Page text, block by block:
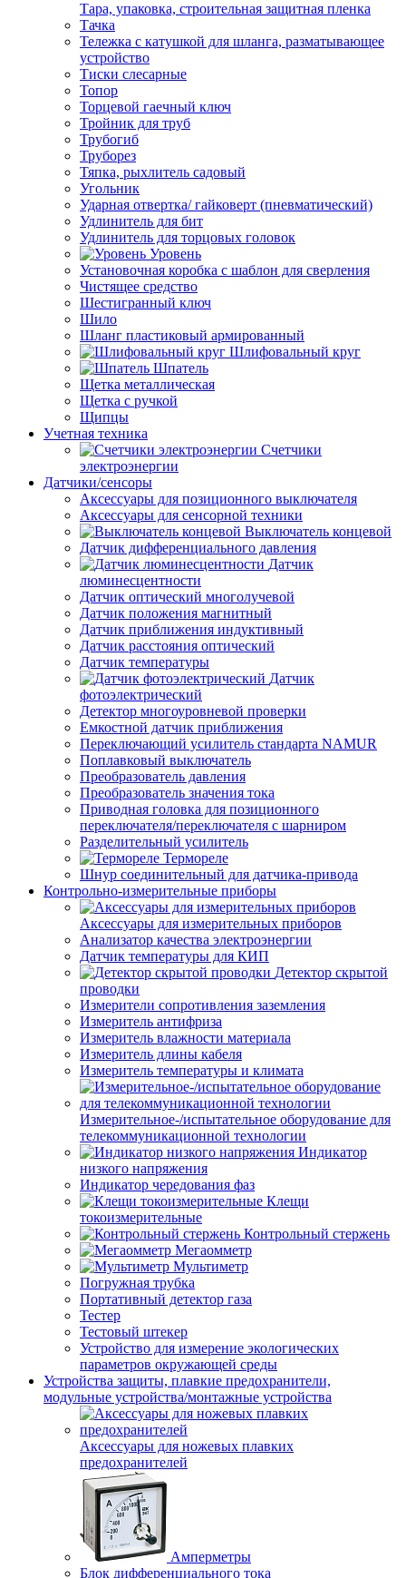
Тара, упаковка, строительная защитная пленка
Тачка
Тележка с катушкой для шланга, разматывающее
устройство
Тиски слесарные
Топор
Торцевой гаечный ключ
Тройник для труб
Трубогиб
Труборез
Тяпка, рыхлитель садовый
Угольник
Ударная отвертка/ гайковерт (пневматический)
Удлинитель для бит
Удлинитель для торцовых головок
Уровень
Установочная коробка с шаблон для сверления
Чистящее средство
Шестигранный ключ
Шило
Шланг пластиковый армированный
Шлифовальный круг
Шпатель
Щетка металлическая
Щетка с ручкой
Щипцы
Учетная техника
Счетчики
электроэнергии
Датчики/сенсоры
Аксессуары для позиционного выключателя
Аксессуары для сенсорной техники
Выключатель концевой
Датчик дифференциального давления
Датчик
люминесцентности
Датчик оптический многолучевой
Датчик положения магнитный
Датчик приближения индуктивный
Датчик расстояния оптический
Датчик температуры
Датчик
фотоэлектрический
Детектор многоуровневой проверки
Емкостной датчик приближения
Переключающий усилитель стандарта NAMUR
Поплавковый выключатель
Преобразователь давления
Преобразователь значения тока
Приводная головка для позиционного
переключателя/переключателя с шарниром
Разделительный усилитель
Термореле
Шнур соединительный для датчика-привода
Контрольно-измерительные приборы
Аксессуары для измерительных приборов
Анализатор качества электроэнергии
Датчик температуры для КИП
Детектор скрытой
проводки
Измерители сопротивления заземления
Измеритель антифриза
Измеритель влажности материала
Измеритель длины кабеля
Измеритель температуры и климата
Измерительное-/испытательное оборудование для
телекоммуникационной технологии
Индикатор
низкого напряжения
Индикатор чередования фаз
Клещи
токоизмерительные
Контрольный стержень
Мегаомметр
Мультиметр
Погружная трубка
Портативный детектор газа
Тестер
Тестовый штекер
Устройство для измерение экологических
параметров окружающей среды
Устройства защиты, плавкие предохранители,
модульные устройства/монтажные устройства
Аксессуары для ножевых плавких
предохранителей
Амперметры
Блок дифференциального тока